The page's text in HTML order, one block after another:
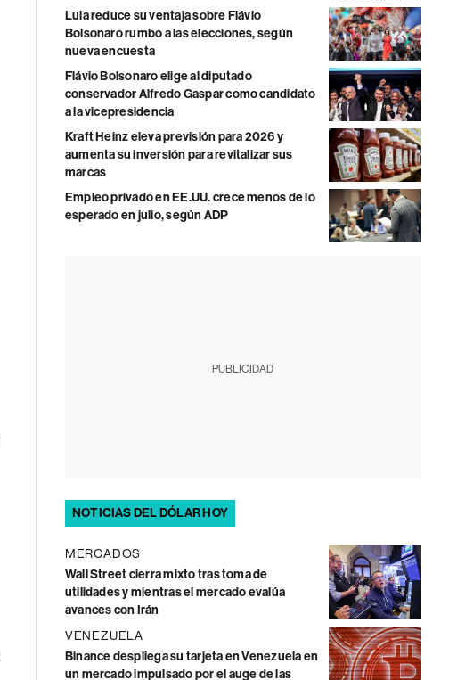
Lula reduce su ventaja sobre Flávio
Bolsonaro rumbo a las elecciones, según
nueva encuesta
Flávio Bolsonaro elige al diputado
conservador Alfredo Gaspar como candidato
a la vicepresidencia
Kraft Heinz eleva previsión para 2026 y
aumenta su inversión para revitalizar sus
marcas
Empleo privado en EE.UU. crece menos de lo
esperado en julio, según ADP
PUBLICIDAD
NOTICIAS DEL DÓLAR HOY
MERCADOS
Wall Street cierra mixto tras toma de
utilidades y mientras el mercado evalúa
avances con Irán
VENEZUELA
Binance despliega su tarjeta en Venezuela en
un mercado impulsado por el auge de las